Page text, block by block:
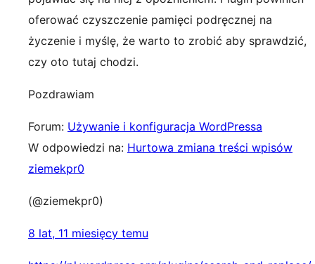
oferować czyszczenie pamięci podręcznej na
życzenie i myślę, że warto to zrobić aby sprawdzić,
czy oto tutaj chodzi.
Pozdrawiam
Forum: Używanie i konfiguracja WordPressa
W odpowiedzi na: Hurtowa zmiana treści wpisów
ziemekpr0
(@ziemekpr0)
8 lat, 11 miesięcy temu